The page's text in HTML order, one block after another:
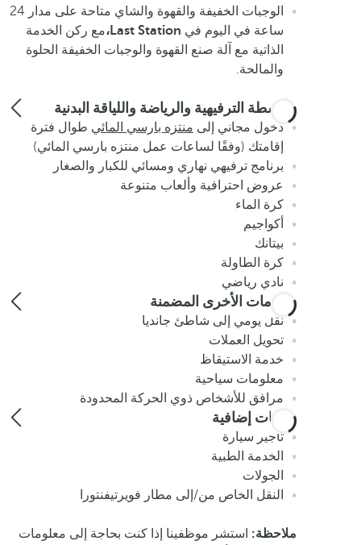
الوجبات الخفيفة والقهوة والشاي متاحة على مدار 24
ساعة في اليوم في Last Station، مع ركن الخدمة
الذاتية مع آلة صنع القهوة والوجبات الخفيفة الحلوة
والمالحة.
الأنشطة الترفيهية والرياضة واللياقة البدنية
دخول مجاني إلى منتزه بارسي المائي طوال فترة
إقامتك (وفقًا لساعات عمل منتزه بارسي المائي)
برنامج ترفيهي نهاري ومسائي للكبار والصغار
عروض احترافية وألعاب متنوعة
كرة الماء
أكواجيم
بيتانك
كرة الطاولة
نادي رياضي
الخدمات الأخرى المضمنة
نقل يومي إلى شاطئ جانديا
تحويل العملات
خدمة الاستيقاظ
معلومات سياحية
مرافق للأشخاص ذوي الحركة المحدودة
خدمات إضافية
تأجير سيارة
الخدمة الطبية
الجولات
النقل الخاص من/إلى مطار فويرتيفنتورا
ملاحظة: استشر موظفينا إذا كنت بحاجة إلى معلومات